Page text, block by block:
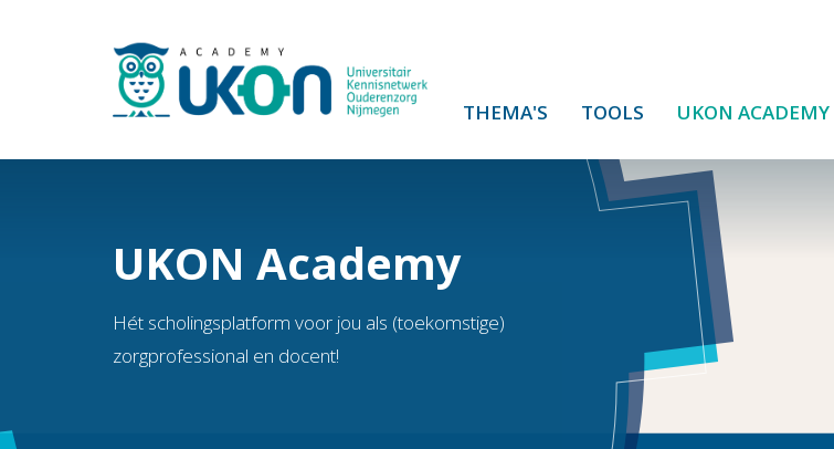
THEMA'S TOOLS UKON ACADEMY
UKON Academy
Hét scholingsplatform voor jou als (toekomstige)
zorgprofessional en docent!